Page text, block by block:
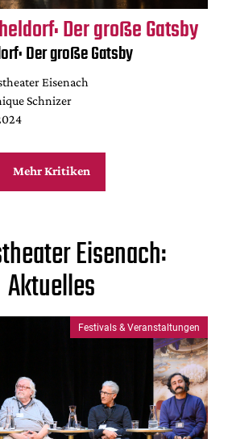
Der große Gatsby
Der große Gatsby
Eisenach
Schnizer
Mehr Kritiken
Eisenach:
Aktuelles
Festivals & Veranstaltungen